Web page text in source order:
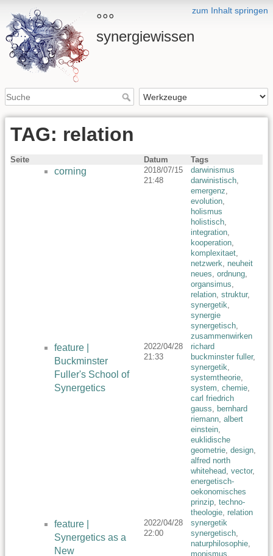
zum Inhalt springen
°°°
synergiewissen
TAG: relation
Seite Datum Tags
corning
2018/07/15
21:48
darwinismus
darwinistisch,
emergenz,
evolution,
holismus
holistisch,
integration,
kooperation,
komplexitaet,
netzwerk, neuheit
neues, ordnung,
organsimus,
relation, struktur,
synergetik,
synergie
synergetisch,
zusammenwirken
feature |
Buckminster
Fuller's School of
Synergetics
2022/04/28
21:33
richard
buckminster fuller,
synergetik,
systemtheorie,
system, chemie,
carl friedrich
gauss, bernhard
riemann, albert
einstein,
euklidische
geometrie, design,
alfred north
whitehead, vector,
energetisch-
oekonomisches
prinzip, techno-
theologie, relation
feature |
Synergetics as a
New
2022/04/28
22:00
synergetik
synergetisch,
naturphilosophie,
monismus,